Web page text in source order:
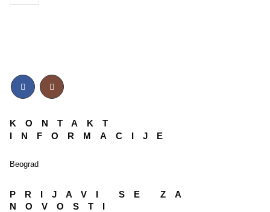
KONTAKT
INFORMACIJE
Beograd
PRIJAVI SE ZA
NOVOSTI